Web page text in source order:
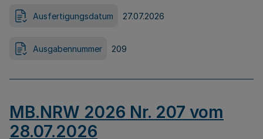
Ausfertigungsdatum 27.07.2026
Ausgabennummer 209
MB.NRW 2026 Nr. 207 vom
28.07.2026